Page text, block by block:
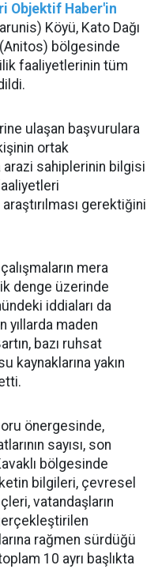
Objektif Haber'in
Köyü, Kato Dağı
bölgesinde
faaliyetlerinin tüm
ulaşan başvurulara
ortak
arazi sahiplerinin bilgisi
gerektiğini
mera
denge üzerinde
iddiaları da
yıllarda maden
bazı ruhsat
kaynaklarına yakın
önergesinde,
sayısı, son
bölgesinde
bilgileri, çevresel
vatandaşların
rağmen sürdüğü
10 ayrı başlıkta